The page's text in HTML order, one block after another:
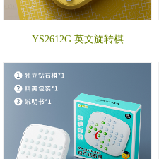
YS2612G 英文旋转棋